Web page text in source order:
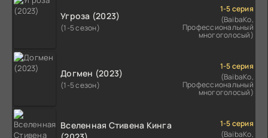
Угроза (2023)
(1-5 сезон)
1-5 серия
(BaibaKo,
Профессиональный
многоголосый)
Догмен (2023)
(1-5 сезон)
1-5 серия
(BaibaKo,
Профессиональный
многоголосый)
Вселенная Стивена Кинга
1-5 серия
(BaibaKo,